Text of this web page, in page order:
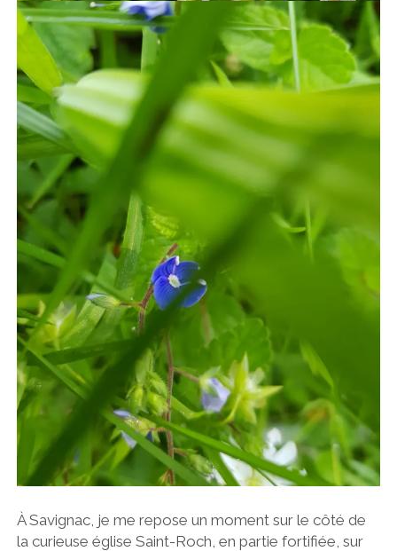
À Savignac, je me repose un moment sur le côté de
la curieuse église Saint-Roch, en partie fortifiée, sur